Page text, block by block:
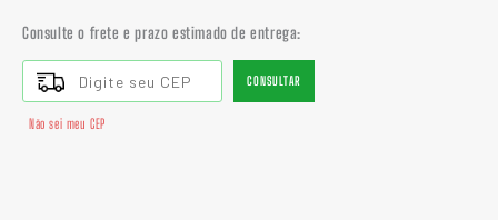
Consulte o frete e prazo estimado de entrega:
CONSULTAR
Não sei meu CEP